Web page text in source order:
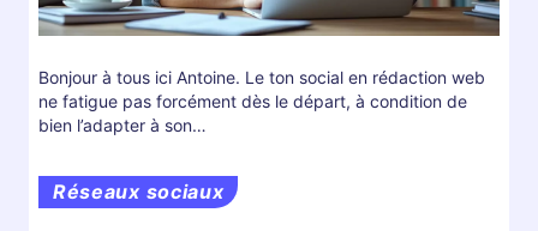
Bonjour à tous ici Antoine. Le ton social en rédaction web
ne fatigue pas forcément dès le départ, à condition de
bien l’adapter à son…
Réseaux sociaux